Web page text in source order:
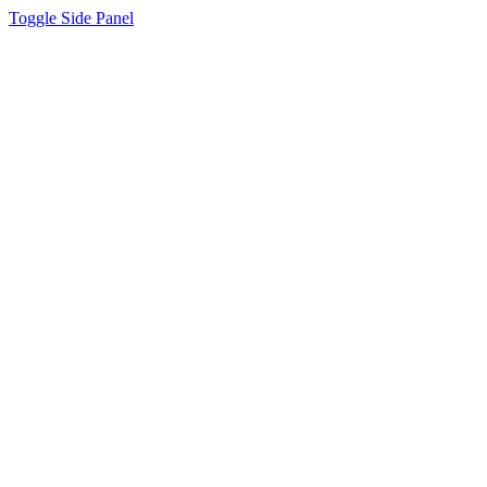
Toggle Side Panel